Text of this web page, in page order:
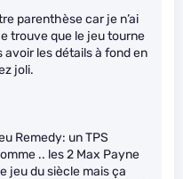
parenthèse car je n’ai
trouve que le jeu tourne
les détails à fond en
joli.
Remedy: un TPS
.. les 2 Max Payne
jeu du siècle mais ça